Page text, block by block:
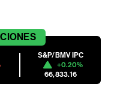
S&P/BMV IPC
+0.20%
66,833.16